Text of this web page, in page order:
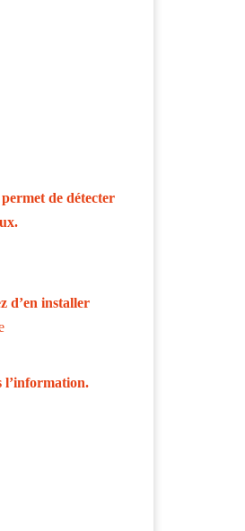
de détecter
d’en installer
l’information.